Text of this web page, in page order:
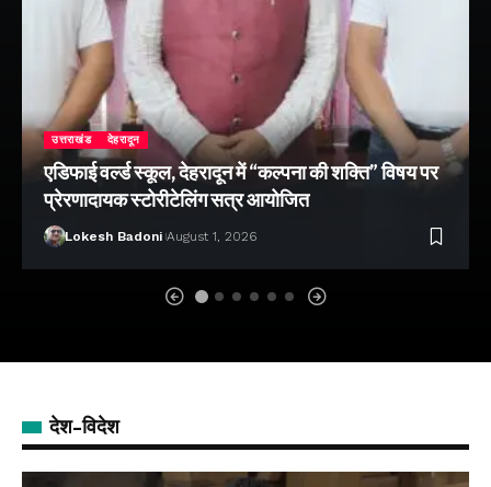
उत्तराखंड देहरादून
एडिफाई वर्ल्ड स्कूल, देहरादून में “कल्पना की शक्ति” विषय पर
प्रेरणादायक स्टोरीटेलिंग सत्र आयोजित
Lokesh Badoni August 1, 2026
देश-विदेश